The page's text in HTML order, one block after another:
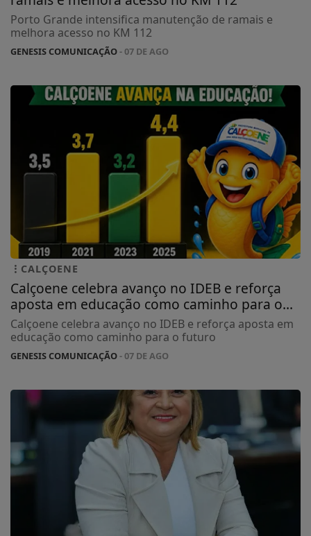
Porto Grande intensifica manutenção de ramais e
melhora acesso no KM 112
GENESIS COMUNICAÇÃO- 07 DE AGO
CALÇOENE
Calçoene celebra avanço no IDEB e reforça
aposta em educação como caminho para o...
Calçoene celebra avanço no IDEB e reforça aposta em
educação como caminho para o futuro
GENESIS COMUNICAÇÃO- 07 DE AGO